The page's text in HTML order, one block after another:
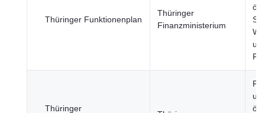
Thüringer Funktionenplan
Thüringer
Finanzministerium
Thüringer